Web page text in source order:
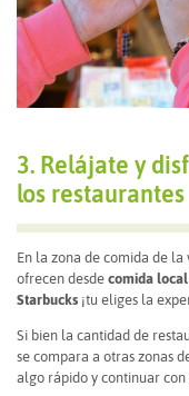
3. Relájate y
los restaurantes
En la zona de comida de
ofrecen desde comida local
Starbucks ¡tu eliges la
Si bien la cantidad de
se compara a otras zonas
algo rápido y continuar